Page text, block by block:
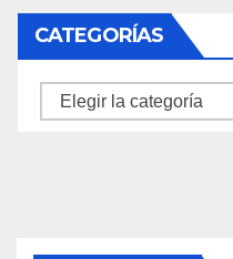
CATEGORÍAS
Categorías